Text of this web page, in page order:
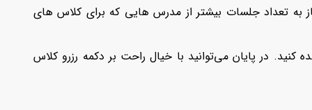
آزمایشی رایگان شرکت کرده و در صورت نیاز به تعداد جلسات بیشتر از مدرس هایی که برای کلاس های
در پایان می‌توانید با خیال راحت بر دکمه رزرو کلاس